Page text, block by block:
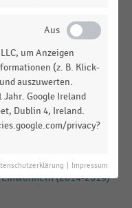
Städte mit 100
(2014-2019)
STATISTIK
Ladenlokale in 1A-
100 bis 200 Tausend
Städte mit 100
Einwohnern (2014-2019)
um Anzeigen
(z. B. Klick-
auszuwerten.
Jahr. Google Ireland
Dublin 4, Ireland.
privacy?
Impressum